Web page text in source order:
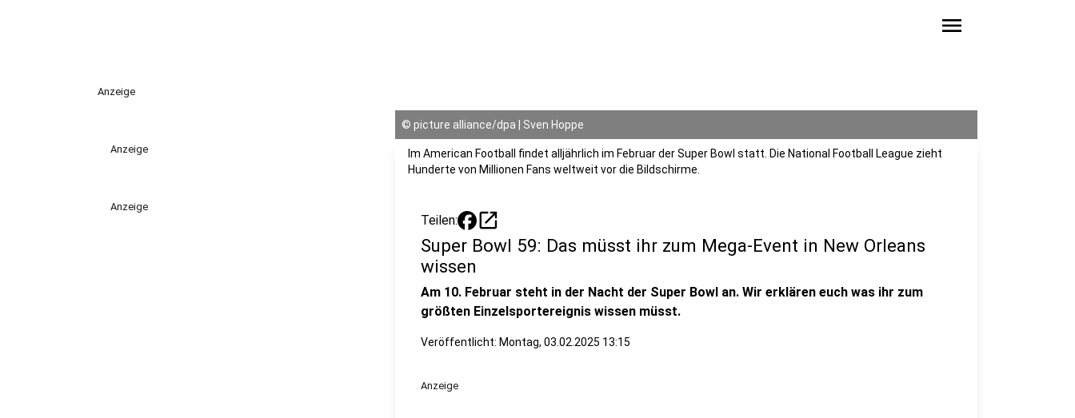
menu
Anzeige
Anzeige
Anzeige
© picture alliance/dpa | Sven Hoppe
Im American Football findet alljährlich im Februar der Super Bowl statt. Die National Football League zieht
Hunderte von Millionen Fans weltweit vor die Bildschirme.
Teilen: open_in_new
Super Bowl 59: Das müsst ihr zum Mega-Event in New Orleans
wissen
Am 10. Februar steht in der Nacht der Super Bowl an. Wir erklären euch was ihr zum
größten Einzelsportereignis wissen müsst.
Veröffentlicht: Montag, 03.02.2025 13:15
Anzeige